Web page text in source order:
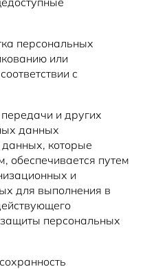
персональных
или
с
и других
данных
которые
обеспечивается путем
и
для выполнения в
персональных